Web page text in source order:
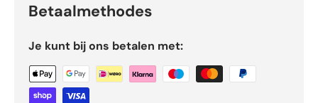
Betaalmethodes
Je kunt bij ons betalen met: